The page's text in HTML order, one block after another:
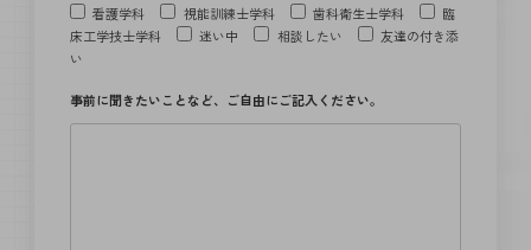
看護学科
視能訓練士学科 歯科衛生士学科
臨
床工学技士学科
迷い中 相談したい
友達の付き添
い
事前に聞きたいことなど、ご自由にご記入ください。